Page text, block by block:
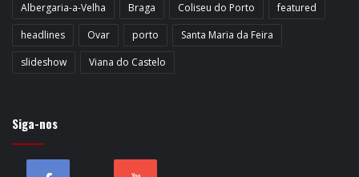
Albergaria-a-Velha Braga Coliseu do Porto
featured
headlines
Ovar porto
Santa Maria da Feira
slideshow
Viana do Castelo
Siga-nos